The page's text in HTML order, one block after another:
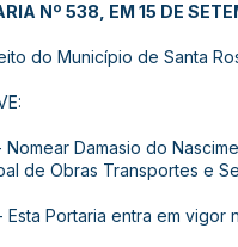
Nº 538, EM 15 DE
do Município de Santa
Nomear Damasio do
de Obras Transportes e
Esta Portaria entra em